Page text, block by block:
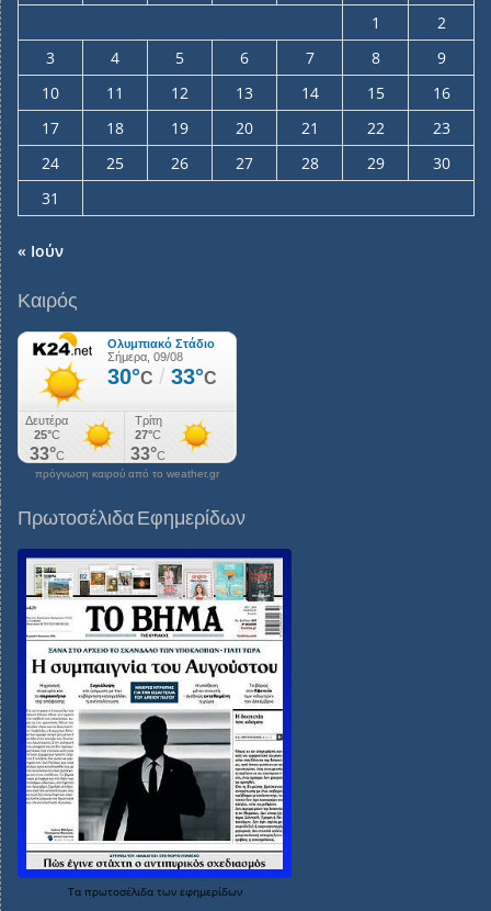
1
2
3
4 5 6 7 8
9
10
11 12 13 14 15
16
17
18 19 20 21 22
23
24
25 26 27 28 29
30
31
« Ιούν
Καιρός
πρόγνωση καιρού από το weather.gr
Πρωτοσέλιδα Εφημερίδων
Τα πρωτοσέλιδα των εφημερίδων